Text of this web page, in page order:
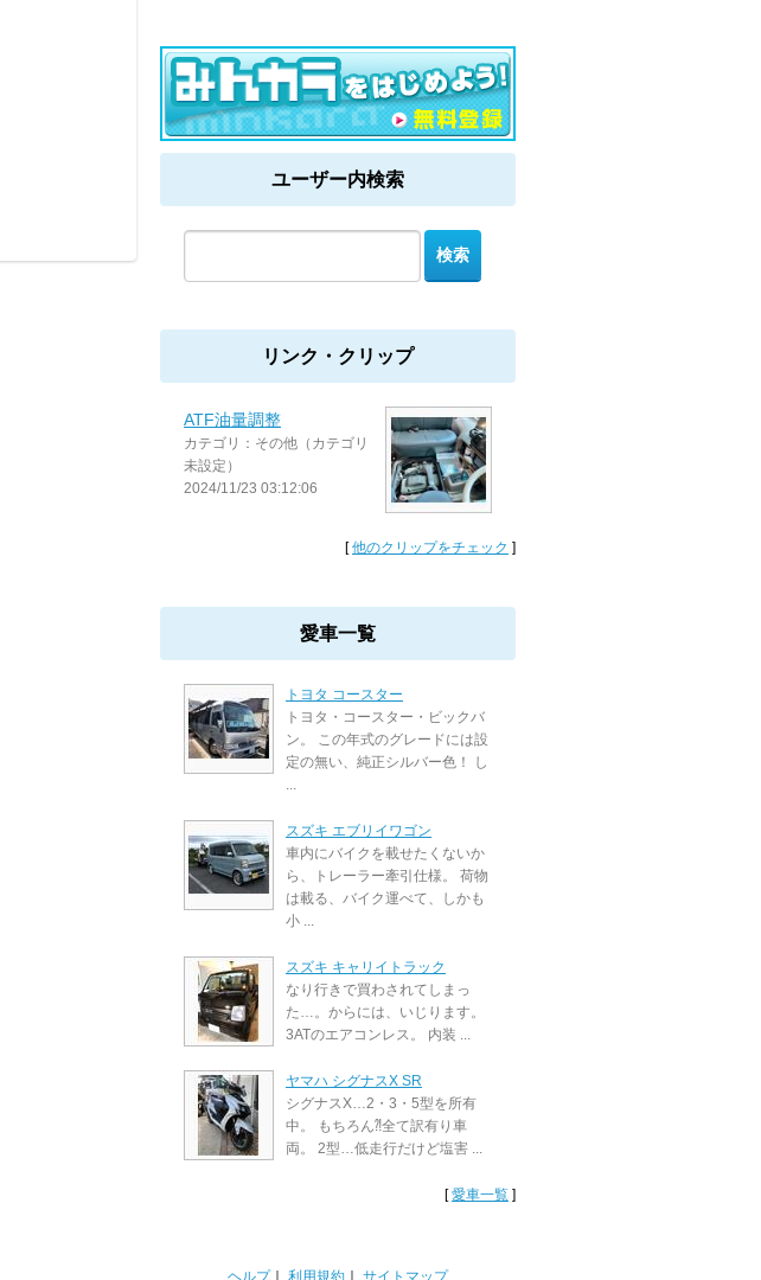
ユーザー内検索
リンク・クリップ
ATF油量調整
カテゴリ：その他（カテゴリ
未設定）
2024/11/23 03:12:06
[他のクリップをチェック ]
愛車一覧
トヨタ コースター
トヨタ・コースター・ビックバ
ン。 この年式のグレードには設
定の無い、純正シルバー色！ し
...
スズキ エブリイワゴン
車内にバイクを載せたくないか
ら、トレーラー牽引仕様。 荷物
は載る、バイク運べて、しかも
小 ...
スズキ キャリイトラック
なり行きで買わされてしまっ
た…。からには、いじります。
3ATのエアコンレス。 内装 ...
ヤマハ シグナスX SR
シグナスX…2・3・5型を所有
中。 もちろん⁈全て訳有り車
両。 2型…低走行だけど塩害 ...
[愛車一覧 ]
ヘルプ｜ 利用規約 サイトマップ